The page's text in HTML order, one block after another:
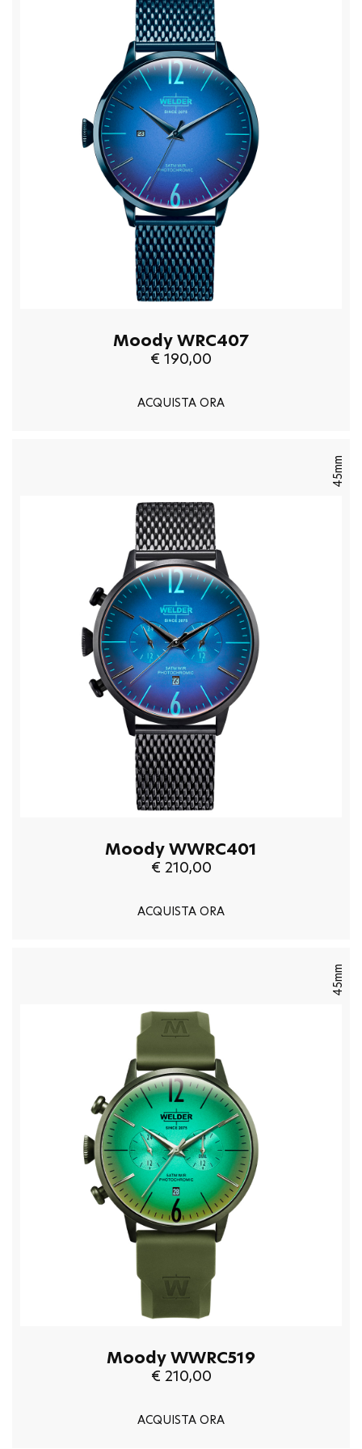
Moody WRC407
€ 190,00
ACQUISTA ORA
45mm
Moody WWRC401
€ 210,00
ACQUISTA ORA
45mm
Moody WWRC519
€ 210,00
ACQUISTA ORA